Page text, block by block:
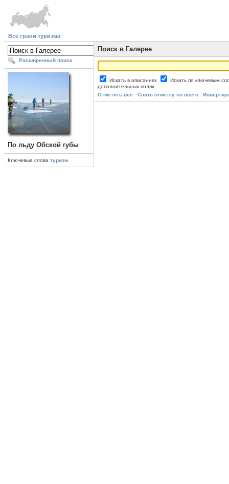
Все грани туризма
Расширенный поиск
По льду Обской губы
Ключевые слова туризм
Поиск в Галерее
Искать в описаниях
Искать по ключевым
дополнительных полях
Отметить всё
Снять отметку со всего